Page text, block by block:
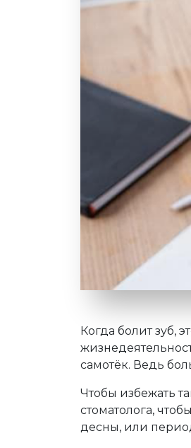
Когда болит зуб,
самотёк. Ведь
Чтобы избежать
стоматолога,
десны, или